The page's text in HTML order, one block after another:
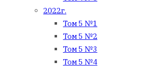
2022г.
Том 5 №1
Том 5 №2
Том 5 №3
Том 5 №4